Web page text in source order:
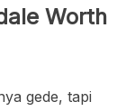
Worth
gede, tapi